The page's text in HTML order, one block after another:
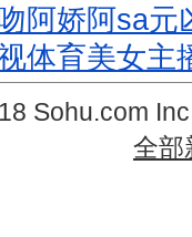
阿娇阿sa元
体育美女主
Sohu.com
全部